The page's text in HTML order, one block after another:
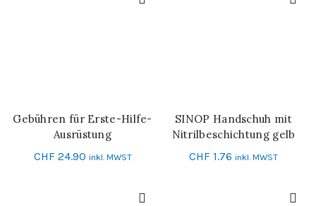
IN DEN WARENKORB
Gebühren für Erste-Hilfe-
Ausrüstung
CHF 24.90 inkl. MWST
IN DEN WARENKORB
SINOP Handschuh mit
Nitrilbeschichtung gelb
Grösse 10
CHF 1.76 inkl. MWST